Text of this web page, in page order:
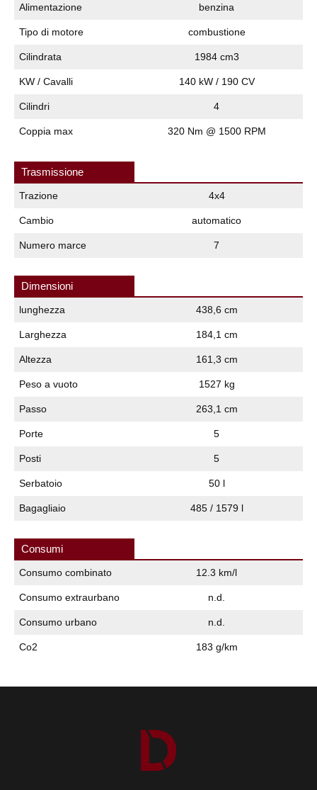
Alimentazione benzina
Tipo di motore combustione
Cilindrata 1984 cm3
KW / Cavalli 140 kW / 190 CV
Cilindri 4
Coppia max 320 Nm @ 1500 RPM
Trasmissione
Trazione 4x4
Cambio automatico
Numero marce 7
Dimensioni
lunghezza 438,6 cm
Larghezza 184,1 cm
Altezza 161,3 cm
Peso a vuoto 1527 kg
Passo 263,1 cm
Porte 5
Posti 5
Serbatoio 50 l
Bagagliaio 485 / 1579 l
Consumi
Consumo combinato 12.3 km/l
Consumo extraurbano n.d.
Consumo urbano n.d.
Co2 183 g/km